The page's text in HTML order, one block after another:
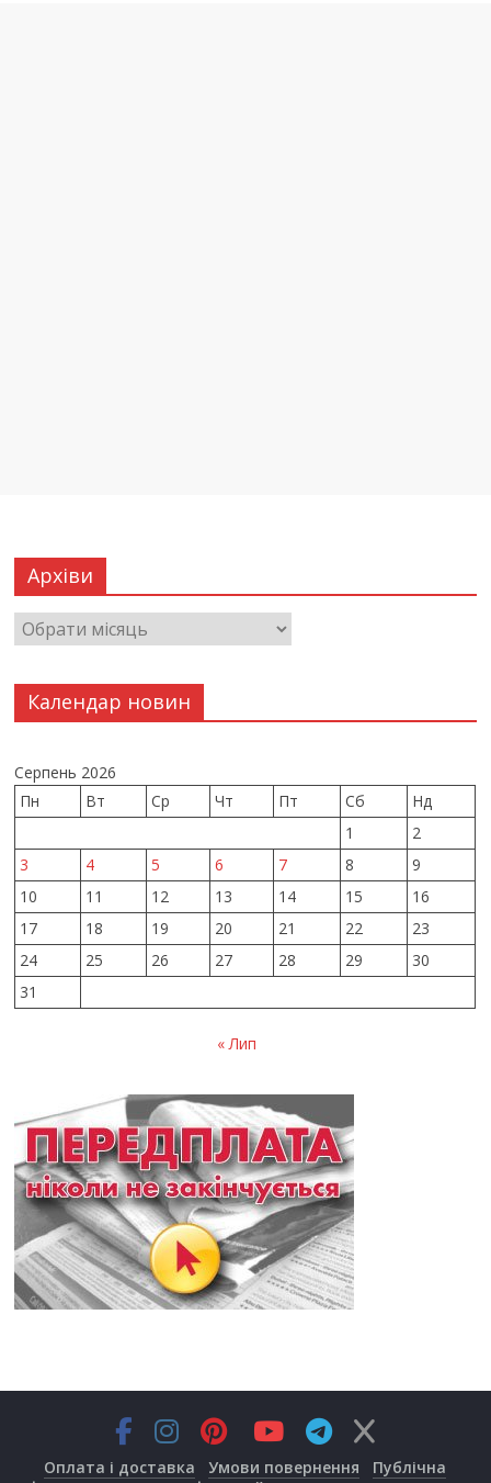
Архіви
Календар новин
Серпень 2026
Пн
Вт Ср Чт Пт Сб
Нд
1
2
3
4 5 6 7 8
9
10
11 12 13 14 15
16
17
18 19 20 21 22
23
24
25 26 27 28 29
30
31
« Лип
Оплата і доставка Умови повернення
Публічна